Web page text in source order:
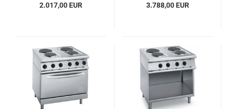
2.017,00 EUR 3.788,00 EUR